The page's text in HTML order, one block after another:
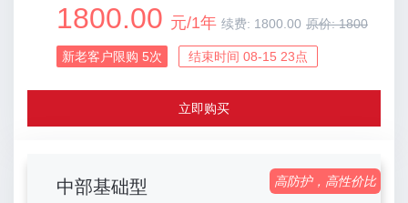
1800.00 元/1年 续费: 1800.00 原价:1800
新老客户限购 5次 结束时间 08-15 23点
立即购买
中部基础型 高防护，高性价比